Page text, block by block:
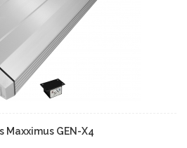
Maxximus GEN-X4